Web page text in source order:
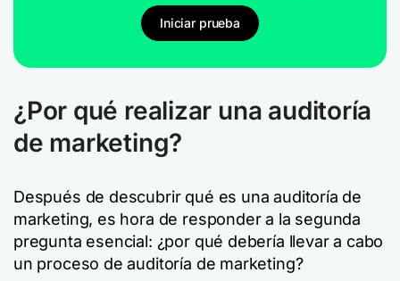
Iniciar prueba
¿Por qué realizar una auditoría
de marketing?
Después de descubrir qué es una auditoría de
marketing, es hora de responder a la segunda
pregunta esencial: ¿por qué debería llevar a cabo
un proceso de auditoría de marketing?